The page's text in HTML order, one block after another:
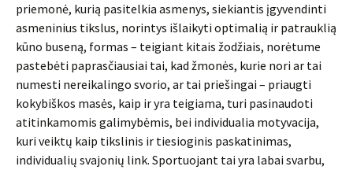
priemonė, kurią pasitelkia asmenys, siekiantis įgyvendinti
asmeninius tikslus, norintys išlaikyti optimalią ir patrauklią
kūno buseną, formas – teigiant kitais žodžiais, norėtume
pastebėti paprasčiausiai tai, kad žmonės, kurie nori ar tai
numesti nereikalingo svorio, ar tai priešingai – priaugti
kokybiškos masės, kaip ir yra teigiama, turi pasinaudoti
atitinkamomis galimybėmis, bei individualia motyvacija,
kuri veiktų kaip tikslinis ir tiesioginis paskatinimas,
individualių svajonių link. Sportuojant tai yra labai svarbu,